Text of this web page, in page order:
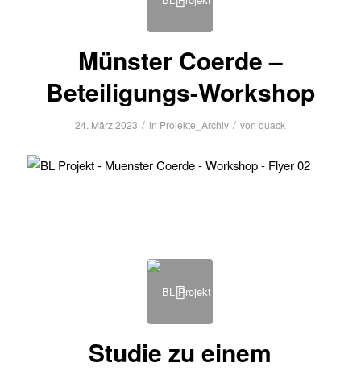
Münster Coerde –
Beteiligungs-Workshop
24. März 2023 / in Projekte_Archiv / vonquack
Studie zu einem